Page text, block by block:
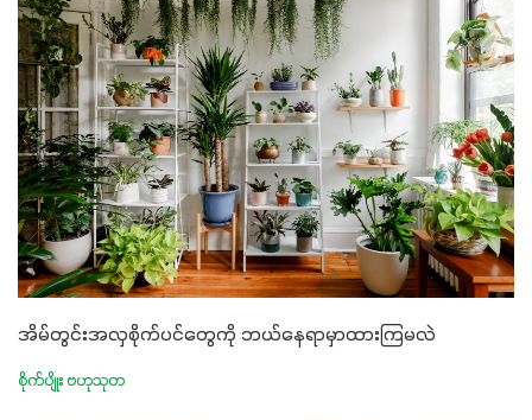
အိမ်တွင်းအလှစိုက်ပင်တွေကို ဘယ်နေရာမှာထားကြမလဲ
စိုက်ပျိုး ဗဟုသုတ